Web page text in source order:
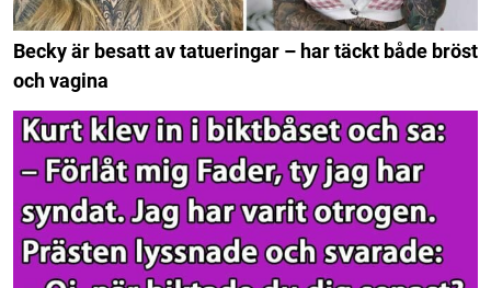
Becky är besatt av tatueringar – har täckt både bröst
och vagina